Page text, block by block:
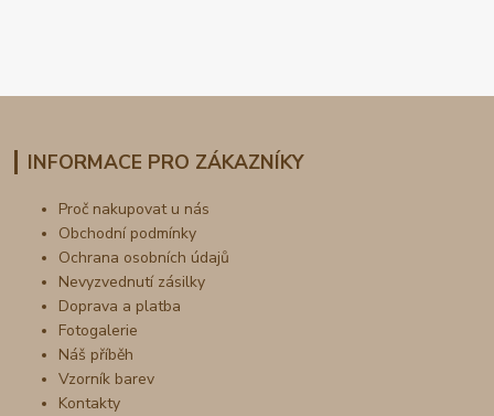
INFORMACE PRO ZÁKAZNÍKY
Proč nakupovat u nás
Obchodní podmínky
Ochrana osobních údajů
Nevyzvednutí zásilky
Doprava a platba
Fotogalerie
Náš příběh
Vzorník barev
Kontakty